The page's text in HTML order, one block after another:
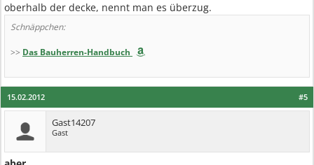
oberhalb der decke, nennt man es überzug.
Schnäppchen:
>> Das Bauherren-Handbuch
#5
15.02.2012
Gast14207
Gast